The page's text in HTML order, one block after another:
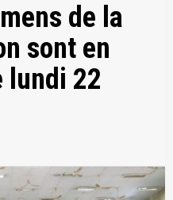
de la
sont en
lundi 22